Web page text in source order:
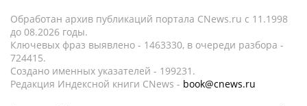
Обработан архив публикаций портала CNews.ru c 11.1998
до 08.2026 годы.
Ключевых фраз выявлено - 1463330, в очереди разбора -
724415.
Создано именных указателей - 199231.
Редакция Индексной книги CNews - book@cnews.ru